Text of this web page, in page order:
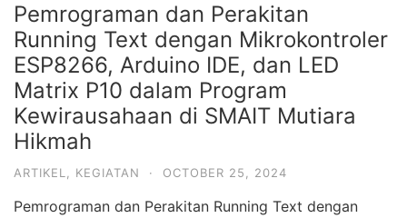
Pemrograman dan Perakitan
Running Text dengan Mikrokontroler
ESP8266, Arduino IDE, dan LED
Matrix P10 dalam Program
Kewirausahaan di SMAIT Mutiara
Hikmah
ARTIKEL KEGIATAN · OCTOBER 25, 2024
Pemrograman dan Perakitan Running Text dengan